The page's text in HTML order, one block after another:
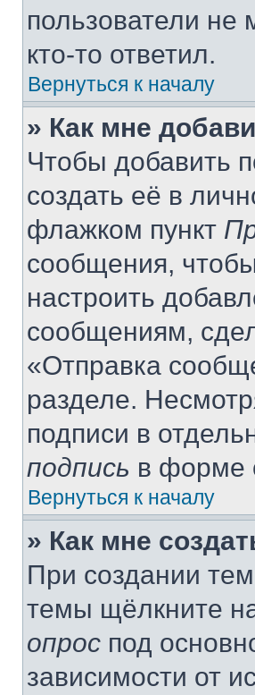
пользователи не
кто-то ответил.
Вернуться к началу
» Как мне
Чтобы добавить
создать её в
флажком пункт
сообщения,
настроить
сообщениям,
«Отправка
разделе.
подписи в
подпись в форме
Вернуться к началу
» Как мне
При создании
темы щёлкните
опрос под
зависимости от